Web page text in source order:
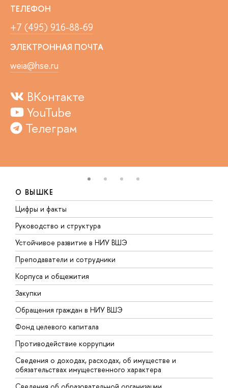
ТЕЛЕФОН
+7 (495) 916-88-69
ЭЛЕКТРОННАЯ ПОЧТА
weia@hse.ru
ВКонтакте
YouTube
Телеграм
О ВЫШКЕ
Цифры и факты
Руководство и структура
Устойчивое развитие в НИУ ВШЭ
Преподаватели и сотрудники
Корпуса и общежития
Закупки
Обращения граждан в НИУ ВШЭ
Фонд целевого капитала
Противодействие коррупции
Сведения о доходах, расходах, об имуществе и
обязательствах имущественного характера
Сведения об образовательной организации